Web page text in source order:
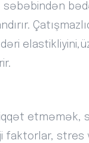
səbəbindən
dəri
etməmək,
faktorlar, stres